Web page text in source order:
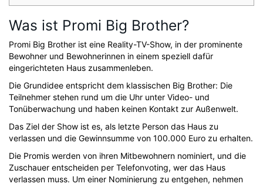
Was ist Promi Big Brother?
Promi Big Brother ist eine Reality-TV-Show, in der prominente
Bewohner und Bewohnerinnen in einem speziell dafür
eingerichteten Haus zusammenleben.
Die Grundidee entspricht dem klassischen Big Brother: Die
Teilnehmer stehen rund um die Uhr unter Video- und
Tonüberwachung und haben keinen Kontakt zur Außenwelt.
Das Ziel der Show ist es, als letzte Person das Haus zu
verlassen und die Gewinnsumme von 100.000 Euro zu erhalten.
Die Promis werden von ihren Mitbewohnern nominiert, und die
Zuschauer entscheiden per Telefonvoting, wer das Haus
verlassen muss. Um einer Nominierung zu entgehen, nehmen